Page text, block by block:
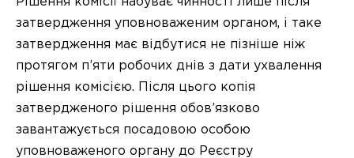
затвердження уповноваженим органом, і таке
затвердження має відбутися не пізніше ніж
протягом п’яти робочих днів з дати ухвалення
рішення комісією. Після цього копія
затвердженого рішення обов’язково
завантажується посадовою особою
уповноваженого органу до Реєстру